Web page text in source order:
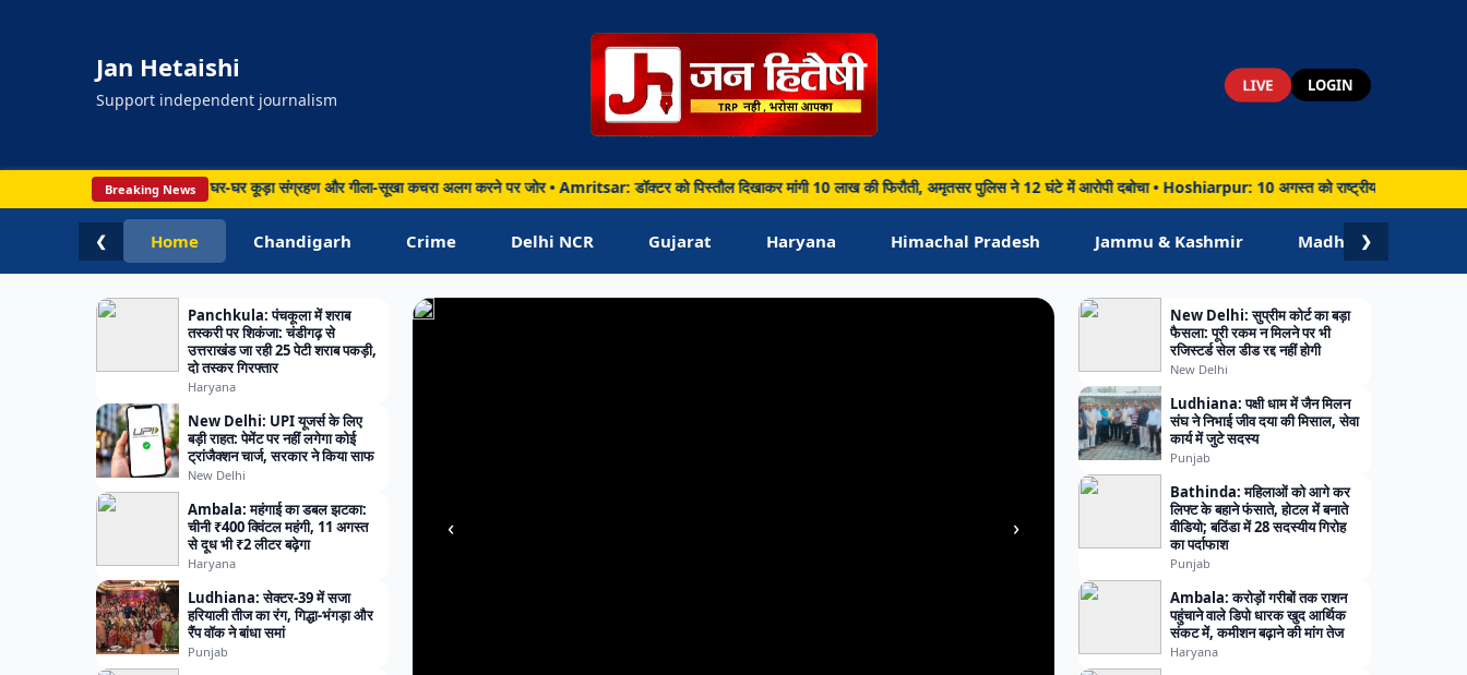
Jan Hetaishi
Support independent journalism
LIVE LOGIN
Breaking News
बनाने की मुहिम तेज, घर-घर कूड़ा संग्रहण और गीला-सूखा कचरा अलग करने पर जोर • Amritsar: डॉक्टर को पिस्तौल दिखाकर मांगी 10 लाख की फिरौती, अमृतसर पुलिस ने 12 घंटे में आरोपी दबोचा • Hoshiarpur: 10 अगस्त को राष्ट्रीय डी-वर्मिंग दिवस,
❮ Home Chandigarh Crime Delhi NCR Gujarat Haryana Himachal Pradesh Jammu & Kashmir Madhya Pradesh
❯
Panchkula: पंचकूला में शराब
तस्करी पर शिकंजा: चंडीगढ़ से
उत्तराखंड जा रही 25 पेटी शराब पकड़ी,
दो तस्कर गिरफ्तार
Haryana
New Delhi: UPI यूजर्स के लिए
बड़ी राहत: पेमेंट पर नहीं लगेगा कोई
ट्रांजैक्शन चार्ज, सरकार ने किया साफ
New Delhi
Ambala: महंगाई का डबल झटका:
चीनी ₹400 क्विंटल महंगी, 11 अगस्त
से दूध भी ₹2 लीटर बढ़ेगा
Haryana
Ludhiana: सेक्टर-39 में सजा
हरियाली तीज का रंग, गिद्धा-भंगड़ा और
रैंप वॉक ने बांधा समां
Punjab
‹ ›
12
घंटे
आरोपी
दबोचा
New Delhi: सुप्रीम कोर्ट का बड़ा
फैसला: पूरी रकम न मिलने पर भी
रजिस्टर्ड सेल डीड रद्द नहीं होगी
New Delhi
Ludhiana: पक्षी धाम में जैन मिलन
संघ ने निभाई जीव दया की मिसाल, सेवा
कार्य में जुटे सदस्य
Punjab
Bathinda: महिलाओं को आगे कर
लिफ्ट के बहाने फंसाते, होटल में बनाते
वीडियो; बठिंडा में 28 सदस्यीय गिरोह
का पर्दाफाश
Punjab
Ambala: करोड़ों गरीबों तक राशन
पहुंचाने वाले डिपो धारक खुद आर्थिक
संकट में, कमीशन बढ़ाने की मांग तेज
Haryana